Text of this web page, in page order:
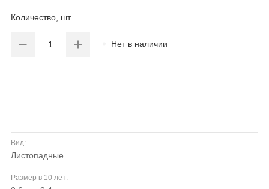
Количество, шт.
Нет в наличии
Вид:
листопадные
Размер в 10 лет: